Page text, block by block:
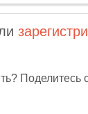
Поделитесь